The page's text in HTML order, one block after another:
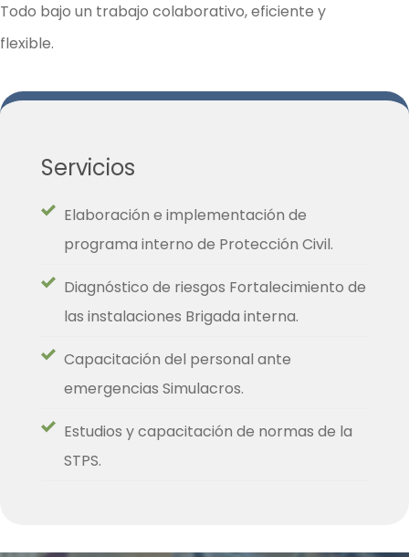
Todo bajo un trabajo colaborativo, eficiente y
flexible.
Servicios
Elaboración e implementación de
programa interno de Protección Civil.
Diagnóstico de riesgos Fortalecimiento de
las instalaciones Brigada interna.
Capacitación del personal ante
emergencias Simulacros.
Estudios y capacitación de normas de la
STPS.